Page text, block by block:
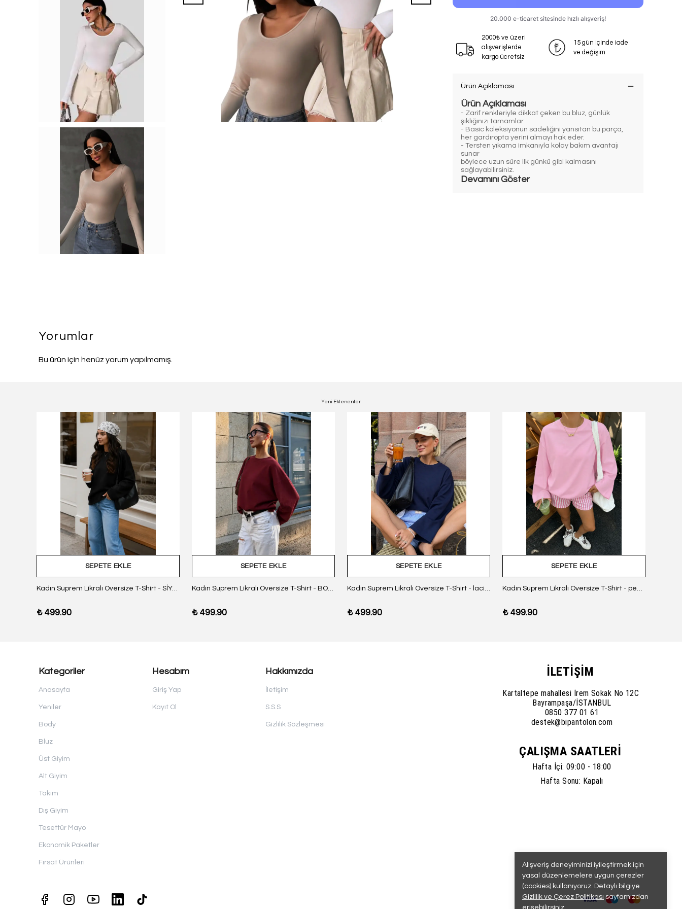
Alışveriş deneyiminizi iyileştirmek için
yasal düzenlemelere uygun çerezler
(cookies) kullanıyoruz. Detaylı bilgiye
Gizlilik ve Çerez Politikası sayfamızdan
erişebilirsiniz.
2000₺ ve üzeri
alışverişlerde
kargo ücretsiz
15 gün içinde iade
ve değişim
Ürün Açıklaması
Ürün Açıklaması
- Zarif renkleriyle dikkat çeken bu bluz, günlük
şıklığınızı tamamlar.
- Basic koleksiyonun sadeliğini yansıtan bu parça,
her gardıropta yerini almayı hak eder.
- Tersten yıkama imkanıyla kolay bakım avantajı
sunar
böylece uzun süre ilk günkü gibi kalmasını
sağlayabilirsiniz.
Devamını Göster
Yorumlar
Bu ürün için henüz yorum yapılmamış.
Yeni Eklenenler
SEPETE EKLE
Kadın Suprem Likralı Oversize T-Shirt - SİYAH
₺ 499.90
SEPETE EKLE
Kadın Suprem Likralı Oversize T-Shirt - BORDO
₺ 499.90
SEPETE EKLE
Kadın Suprem Likralı Oversize T-Shirt - lacivert
₺ 499.90
SEPETE EKLE
Kadın Suprem Likralı Oversize T-Shirt - pembe
₺ 499.90
Kategoriler
Anasayfa
Yeniler
Body
Bluz
Üst Giyim
Alt Giyim
Takım
Dış Giyim
Tesettür Mayo
Ekonomik Paketler
Fırsat Ürünleri
Hesabım
Giriş Yap
Kayıt Ol
Hakkımızda
İletişim
S.S.S
Gizlilik Sözleşmesi
İLETİŞİM
Kartaltepe mahallesi İrem Sokak No 12C
Bayrampaşa/İSTANBUL
0850 377 01 61
destek@bipantolon.com
ÇALIŞMA SAATLERİ
Hafta İçi: 09:00 - 18:00
Hafta Sonu: Kapalı